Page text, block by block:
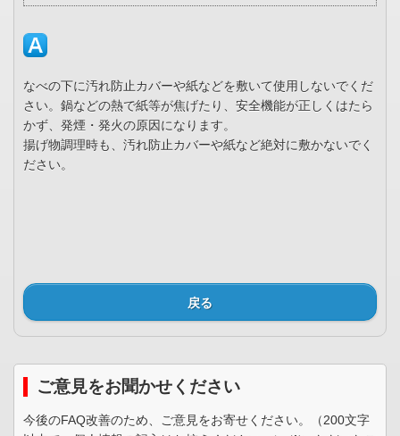
なべの下に汚れ防止カバーや紙などを敷いて使用しないでくだ
さい。鍋などの熱で紙等が焦げたり、安全機能が正しくはたら
かず、発煙・発火の原因になります。
揚げ物調理時も、汚れ防止カバーや紙など絶対に敷かないでく
ださい。
戻る
ご意見をお聞かせください
今後のFAQ改善のため、ご意見をお寄せください。（200文字